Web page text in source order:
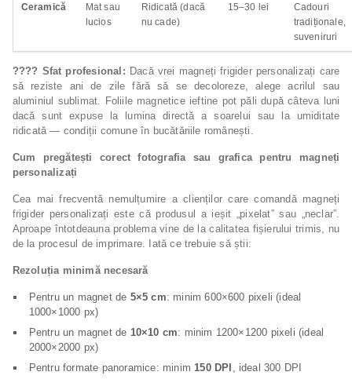
Ceramică
Mat sau
lucios
Ridicată (dacă
nu cade)
15–30 lei
Cadouri
tradiționale,
suveniruri
???? Sfat profesional: Dacă vrei magneți frigider personalizați care
să reziste ani de zile fără să se decoloreze, alege acrilul sau
aluminiul sublimat. Foliile magnetice ieftine pot păli după câteva luni
dacă sunt expuse la lumina directă a soarelui sau la umiditate
ridicată — condiții comune în bucătăriile românești.
Cum pregătești corect fotografia sau grafica pentru magneți
personalizați
Cea mai frecventă nemulțumire a clienților care comandă magneți
frigider personalizați este că produsul a ieșit „pixelat” sau „neclar”.
Aproape întotdeauna problema vine de la calitatea fișierului trimis, nu
de la procesul de imprimare. Iată ce trebuie să știi:
Rezoluția minimă necesară
Pentru un magnet de 5×5 cm: minim 600×600 pixeli (ideal
1000×1000 px)
Pentru un magnet de 10×10 cm: minim 1200×1200 pixeli (ideal
2000×2000 px)
Pentru formate panoramice: minim150 DPI , ideal 300 DPI